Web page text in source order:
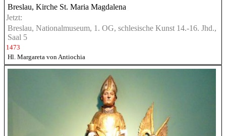
Breslau, Kirche St. Maria Magdalena
Jetzt:
Breslau, Nationalmuseum, 1. OG, schlesische Kunst 14.-16. Jhd.,
Saal 5
1473
Hl. Margareta von Antiochia